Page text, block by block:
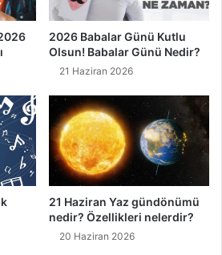
2026 Babalar Günü Kutlu
Olsun! Babalar Günü Nedir?
21 Haziran 2026
21 Haziran Yaz gündönümü
nedir? Özellikleri nelerdir?
20 Haziran 2026